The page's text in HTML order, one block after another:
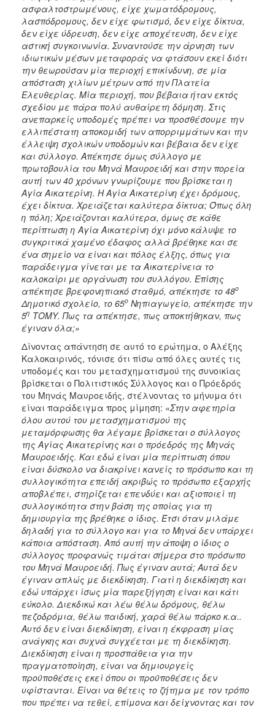
ασφαλτοστρωμένους, είχε χωματόδρομους,
λασπόδρομους, δεν είχε φωτισμό, δεν είχε δίκτυα,
δεν είχε ύδρευση, δεν είχε αποχέτευση, δεν είχε
αστική συγκοινωνία. Συναντούσε την άρνηση των
ιδιωτικών μέσων μεταφοράς να φτάσουν εκεί διότι
την θεωρούσαν μία περιοχή επικίνδυνη, σε μία
απόσταση χιλίων μέτρων από την Πλατεία
Ελευθερίας. Μία περιοχή, που βέβαια ήταν εκτός
σχεδίου με πάρα πολύ αυθαίρετη δόμηση. Στις
ανεπαρκείς υποδομές πρέπει να προσθέσουμε την
ελλιπέστατη αποκομιδή των απορριμμάτων και την
έλλειψη σχολικών υποδομών και βέβαια δεν είχε
και σύλλογο. Απέκτησε όμως σύλλογο με
πρωτοβουλία του Μηνά Μαυροειδή και στην πορεία
αυτή των 40 χρόνων γνωρίζουμε που βρίσκεται η
Αγία Αικατερίνη. Η Αγία Αικατερίνη έχει δρόμους,
έχει δίκτυα. Χρειάζεται καλύτερα δίκτυα; Όπως όλη
η πόλη; Χρειάζονται καλύτερα, όμως σε κάθε
περίπτωση η Αγία Αικατερίνη όχι μόνο κάλυψε το
συγκριτικά χαμένο έδαφος αλλά βρέθηκε και σε
ένα σημείο να είναι και πόλος έλξης, όπως για
παράδειγμα γίνεται με τα Αικατερίνεια το
καλοκαίρι με οργάνωση του συλλόγου. Επίσης
απέκτησε βρεφονηπιακό σταθμό, απέκτησε το 48ο
Δημοτικό σχολείο, το 65ο Νηπιαγωγείο, απέκτησε την
5η ΤΟΜΥ. Πως τα απέκτησε, πως αποκτήθηκαν, πως
έγιναν όλα;»
Δίνοντας απάντηση σε αυτό το ερώτημα, ο Αλέξης
Καλοκαιρινός, τόνισε ότι πίσω από όλες αυτές τις
υποδομές και του μετασχηματισμού της συνοικίας
βρίσκεται ο Πολιτιστικός Σύλλογος και ο Πρόεδρός
του Μηνάς Μαυροειδής, στέλνοντας το μήνυμα ότι
είναι παράδειγμα προς μίμηση: «Στην αφετηρία
όλου αυτού του μετασχηματισμού της
μεταμόρφωσης θα λέγαμε βρίσκεται ο σύλλογος
της Αγίας Αικατερίνης και ο πρόεδρός της Μηνάς
Μαυροειδής. Και εδώ είναι μία περίπτωση όπου
είναι δύσκολο να διακρίνει κανείς το πρόσωπο και τη
συλλογικότητα επειδή ακριβώς το πρόσωπο εξαρχής
αποβλέπει, στηρίζεται επενδύει και αξιοποιεί τη
συλλογικότητα στην βάση της οποίας για τη
δημιουργία της βρέθηκε ο ίδιος. Έτσι όταν μιλάμε
δηλαδή για το σύλλογο και για το Μηνά δεν υπάρχει
κάποια απόσταση. Από αυτή την άποψη ο ίδιος ο
σύλλογος προφανώς τιμάται σήμερα στο πρόσωπο
του Μηνά Μαυροειδή. Πως έγιναν αυτά; Αυτά δεν
έγιναν απλώς με διεκδίκηση. Γιατί η διεκδίκηση και
εδώ υπάρχει ίσως μία παρεξήγηση είναι και κάτι
εύκολο. Διεκδικώ και λέω θέλω δρόμους, θέλω
πεζοδρόμια, θέλω παιδική, χαρά θέλω πάρκο κ.α..
Αυτό δεν είναι διεκδίκηση, είναι η έκφραση μίας
ανάγκης και συχνά συγχέεται με τη διεκδίκηση.
Διεκδίκηση είναι η προσπάθεια για την
πραγματοποίηση, είναι να δημιουργείς
προϋποθέσεις εκεί όπου οι προϋποθέσεις δεν
υφίστανται. Είναι να θέτεις το ζήτημα με τον τρόπο
που πρέπει να τεθεί, επίμονα και δείχνοντας και τον